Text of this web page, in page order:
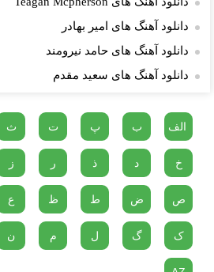
دانلود آهنگ های امیر بهادر
دانلود آهنگ های حامد نیرومند
دانلود آهنگ های سعید مقدم
الف ب پ ت ث
خ د ذ ر ز
ص ض ط ظ ع
ک گ ل م ن